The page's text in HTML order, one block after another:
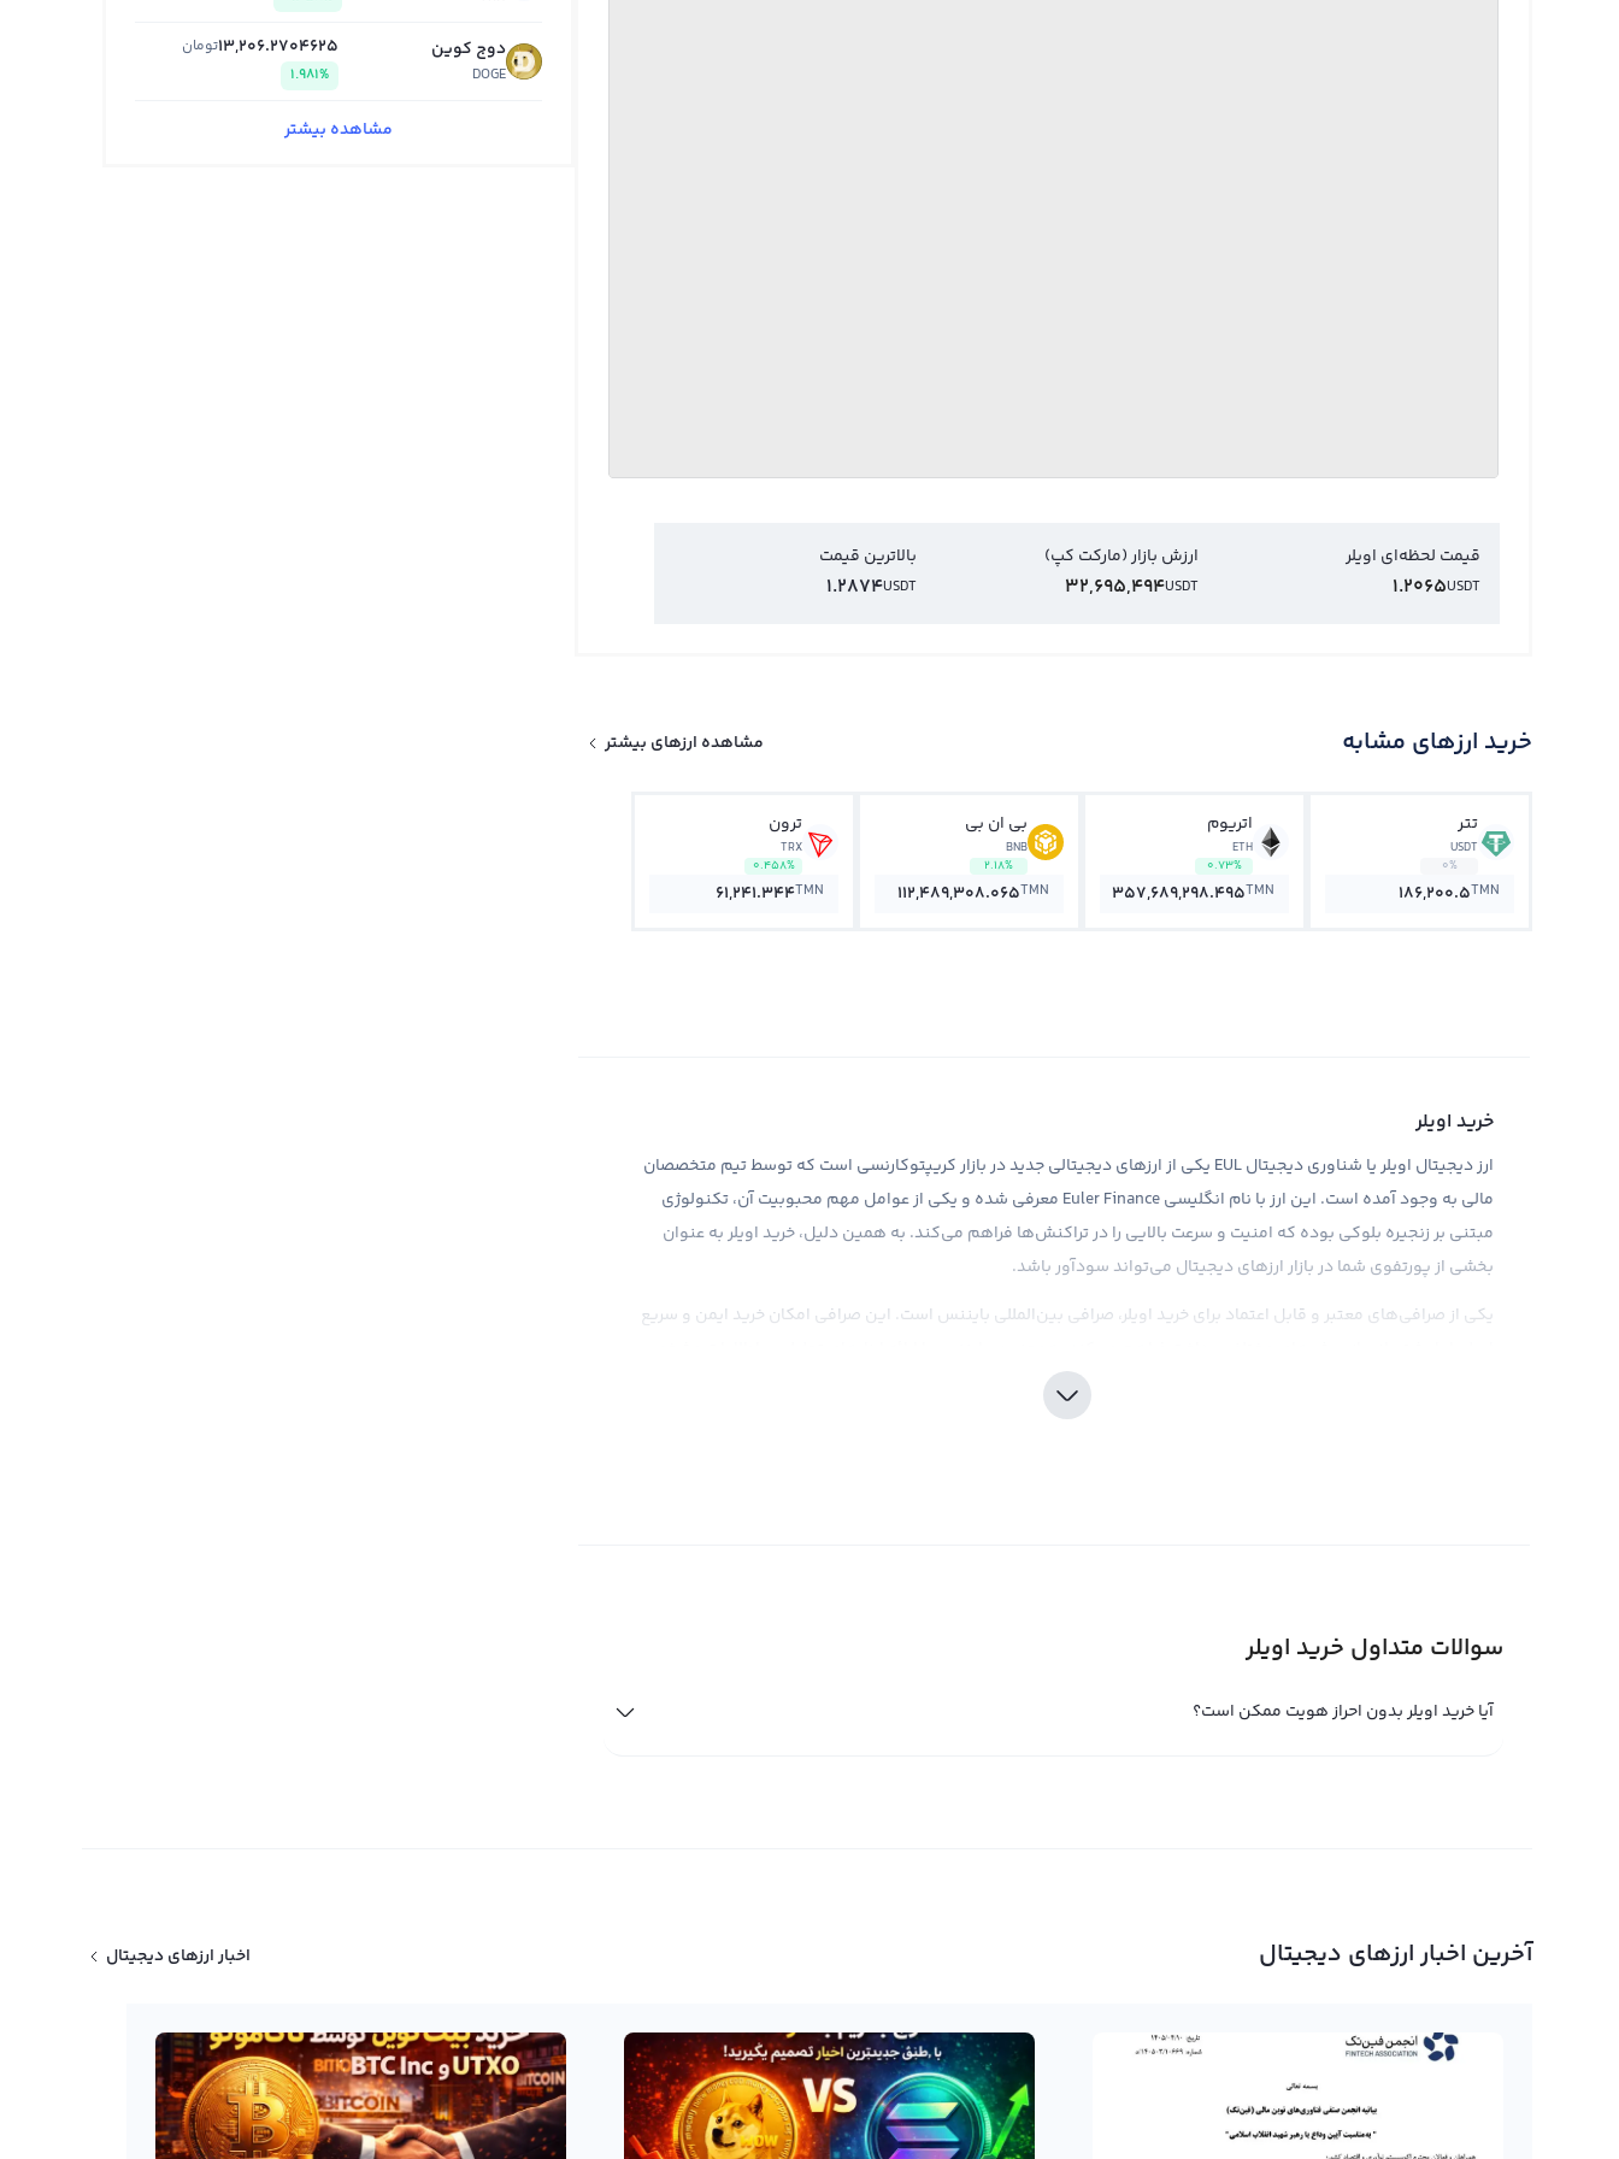
قیمت لحظه‌ای اویلر
USDT
1.2065
ارزش بازار (مارکت کپ)
USDT
32,695,494
بالاترین قیمت
USDT
1.2874
خرید ارزهای مشابه مشاهده ارزهای بیشتر
تتر
USDT
0%
186,200.5TMN
اتریوم
ETH
0.73%
357,689,298.495TMN
بی ان بی
BNB
2.18%
112,489,308.065TMN
ترون
TRX
0.458%
61,241.344TMN
خرید اویلر
ارز دیجیتال اویلر یا شناوری دیجیتال EUL یکی از ارزهای دیجیتالی جدید در بازار کریپتوکارنسی است که توسط تیم متخصصان
مالی به وجود آمده است. این ارز با نام انگلیسی Euler Finance معرفی شده و یکی از عوامل مهم محبوبیت آن، تکنولوژی
مبتنی بر زنجیره بلوکی بوده که امنیت و سرعت بالایی را در تراکنش‌ها فراهم می‌کند. به همین دلیل، خرید اویلر به عنوان
بخشی از پورتفوی شما در بازار ارزهای دیجیتال می‌تواند سودآور باشد.
یکی از صرافی‌های معتبر و قابل اعتماد برای خرید اویلر، صرافی بین‌المللی بایننس است. این صرافی امکان خرید ایمن و سریع
و دقیق بازار، کمک به تصمیم‌گیری مناسب در خرید اویلر دارد. اما باید توجه داشت که با توجه به سطح ریسک بالای بازار
کریپتوکارنسی، نیازمند تحقیقات دقیق و آگاهی از بازار هستید تا خرید اویلر برای شما سودآور باشد.
برای شروع فروش اویلر، شما به یک حساب صرافی ارز دیجیتال نیاز دارید. رابکس یکی از بهترین پلتفرم‌های صرافی است که
قیمت بازار اویلر خود را به فروش برسانید. همچنین، رابکس امکان تبدیل اویلر به ارزهای دیجیتال دیگر نیز را فراهم می‌کند،
خرید و فروش اویلر
دیجیتال است. اویلر با سمبل EUL و نام انگلیسی Euler Finance شناخته می شود. این ارز دیجیتال جدید در حال حاضر با
سرعت باور نکردنی در حال جذب سرمایه گذاران و معامله گران است.
در خرید و فروش اویلر بهتر است به زمان و قیمت ورود و خروج به معامله توجه کنید تا بتوانید از سود خوبی در معاملات خود
بهره مند شوید. از آنجایی که این ارز دیجیتال در حال رشد و پیشرفت است، این زمان مناسبی برای سرمایه گذاری در اویلر
سوالات متداول خرید اویلر
آیا خرید اویلر بدون احراز هویت ممکن است؟
آخرین اخبار ارزهای دیجیتال اخبار ارزهای دیجیتال
دوج کوین
DOGE
13,206.2704625تومان
1.981%
مشاهده بیشتر